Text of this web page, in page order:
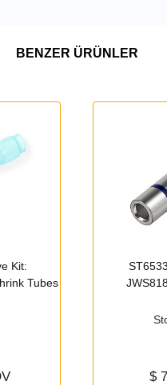
BENZER ÜRÜNLER
Kit:
Tubes
$